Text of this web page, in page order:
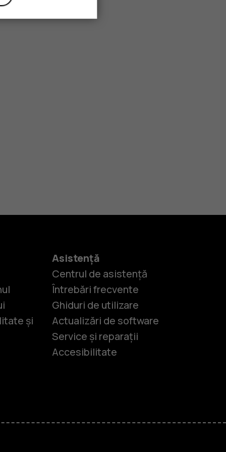
uri
și
Asistență
Centrul de asistență
Întrebări frecvente
Ghiduri de utilizare
Actualizări de software
Service și reparații
Accesibilitate